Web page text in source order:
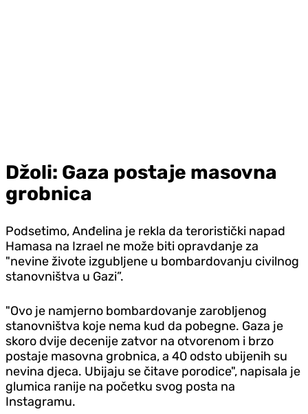
Džoli: Gaza postaje masovna
grobnica
Podsetimo, Anđelina je rekla da teroristički napad
Hamasa na Izrael ne može biti opravdanje za
"nevine živote izgubljene u bombardovanju civilnog
stanovništva u Gazi”.
"Ovo je namjerno bombardovanje zarobljenog
stanovništva koje nema kud da pobegne. Gaza je
skoro dvije decenije zatvor na otvorenom i brzo
postaje masovna grobnica, a 40 odsto ubijenih su
nevina djeca. Ubijaju se čitave porodice", napisala je
glumica ranije na početku svog posta na
Instagramu.